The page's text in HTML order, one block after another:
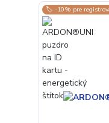
🏷️ -10% pre